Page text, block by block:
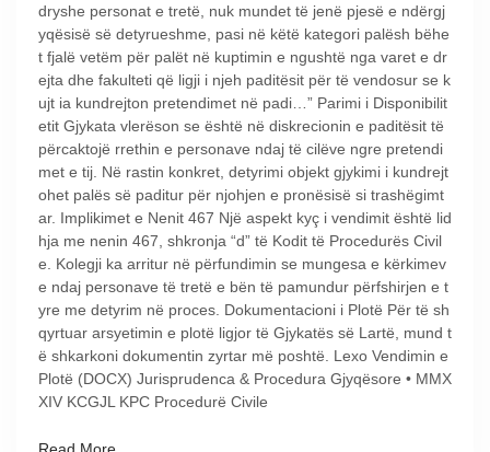
dryshe personat e tretë, nuk mundet të jenë pjesë e ndërgj
yqësisë së detyrueshme, pasi në këtë kategori palësh bëhe
t fjalë vetëm për palët në kuptimin e ngushtë nga varet e dr
ejta dhe fakulteti që ligji i njeh paditësit për të vendosur se k
ujt ia kundrejton pretendimet në padi…” Parimi i Disponibilit
etit Gjykata vlerëson se është në diskrecionin e paditësit të
përcaktojë rrethin e personave ndaj të cilëve ngre pretendi
met e tij. Në rastin konkret, detyrimi objekt gjykimi i kundrejt
ohet palës së paditur për njohjen e pronësisë si trashëgimt
ar. Implikimet e Nenit 467 Një aspekt kyç i vendimit është lid
hja me nenin 467, shkronja “d” të Kodit të Procedurës Civil
e. Kolegji ka arritur në përfundimin se mungesa e kërkimev
e ndaj personave të tretë e bën të pamundur përfshirjen e t
yre me detyrim në proces. Dokumentacioni i Plotë Për të sh
qyrtuar arsyetimin e plotë ligjor të Gjykatës së Lartë, mund t
ë shkarkoni dokumentin zyrtar më poshtë. Lexo Vendimin e
Plotë (DOCX) Jurisprudenca & Procedura Gjyqësore • MMX
XIV KCGJL KPC Procedurë Civile
Read More